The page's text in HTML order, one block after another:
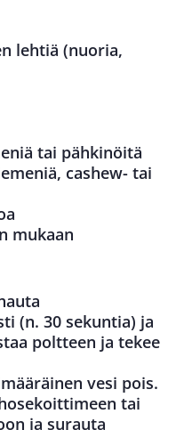
lehtiä (nuoria,
tai pähkinöitä
cashew- tai
mukaan
(n. 30 sekuntia) ja
poltteen ja tekee
vesi pois.
tai
ja surauta